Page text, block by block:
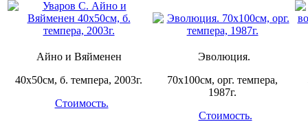
Айно и Вяйменен
40х50см, б. темпера, 2003г.
Стоимость.
Эволюция.
70х100см, орг. темпера,
1987г.
Стоимость.